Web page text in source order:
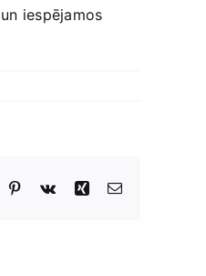
iespējamos
Pinterest
Vk Xing E-